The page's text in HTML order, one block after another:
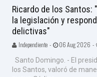
Ricardo de los Santos:
la legislación y
delictivas"
Independiente - 06 Aug 2026 -
Santo Domingo. - El
los Santos, valoró de